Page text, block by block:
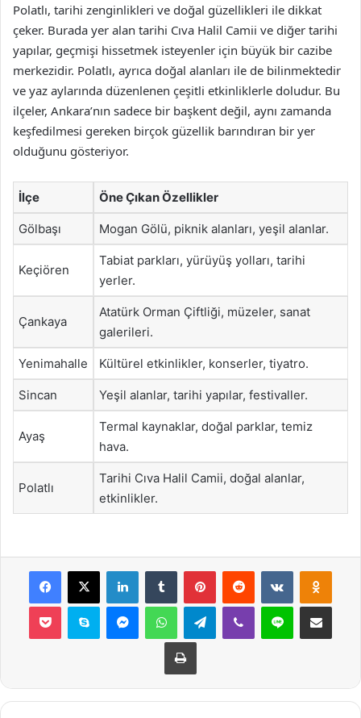
Polatlı, tarihi zenginlikleri ve doğal güzellikleri ile dikkat
çeker. Burada yer alan tarihi Cıva Halil Camii ve diğer tarihi
yapılar, geçmişi hissetmek isteyenler için büyük bir cazibe
merkezidir. Polatlı, ayrıca doğal alanları ile de bilinmektedir
ve yaz aylarında düzenlenen çeşitli etkinliklerle doludur. Bu
ilçeler, Ankara’nın sadece bir başkent değil, aynı zamanda
keşfedilmesi gereken birçok güzellik barındıran bir yer
olduğunu gösteriyor.
İlçe Öne Çıkan Özellikler
Gölbaşı Mogan Gölü, piknik alanları, yeşil alanlar.
Keçiören
Tabiat parkları, yürüyüş yolları, tarihi
yerler.
Çankaya
Atatürk Orman Çiftliği, müzeler, sanat
galerileri.
Yenimahalle Kültürel etkinlikler, konserler, tiyatro.
Sincan Yeşil alanlar, tarihi yapılar, festivaller.
Ayaş
Termal kaynaklar, doğal parklar, temiz
hava.
Polatlı
Tarihi Cıva Halil Camii, doğal alanlar,
etkinlikler.
Facebook
X LinkedInTumblr PinterestReddit VKontakte
Pocket Skype MessengerWhatsAppTelegramViber Line E-Posta ile
Yazdır